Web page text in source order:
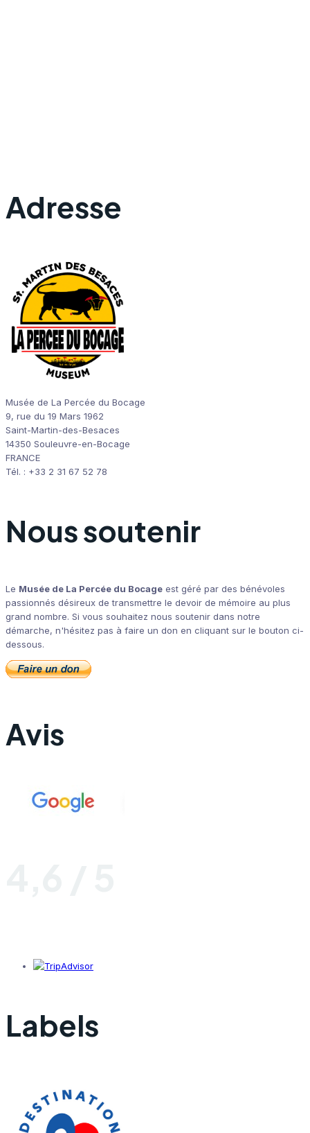
Adresse
Musée de La Percée du Bocage
9, rue du 19 Mars 1962
Saint-Martin-des-Besaces
14350 Souleuvre-en-Bocage
FRANCE
Tél. : +33 2 31 67 52 78
Nous soutenir
Le Musée de La Percée du Bocage est géré par des bénévoles
passionnés désireux de transmettre le devoir de mémoire au plus
grand nombre. Si vous souhaitez nous soutenir dans notre
démarche, n'hésitez pas à faire un don en cliquant sur le bouton ci-
dessous.
Avis
Labels